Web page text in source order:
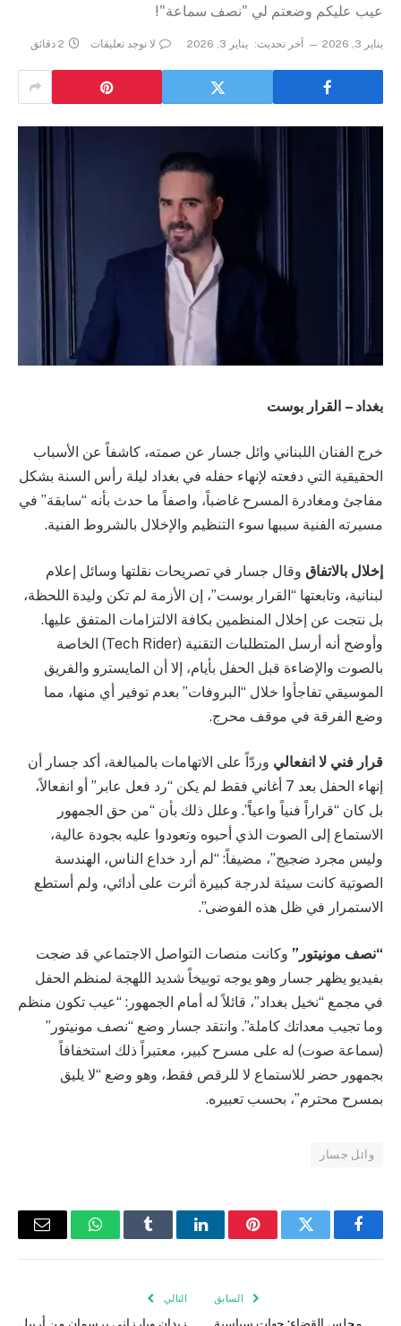
عيب عليكم وضعتم لي "نصف سماعة"!
يناير 3, 2026 آخر تحديث: يناير 3, 2026 لا توجد تعليقات 2 دقائق
بغداد – القرار بوست
خرج الفنان اللبناني وائل جسار عن صمته، كاشفاً عن الأسباب
الحقيقية التي دفعته لإنهاء حفله في بغداد ليلة رأس السنة بشكل
مفاجئ ومغادرة المسرح غاضباً، واصفاً ما حدث بأنه “سابقة” في
مسيرته الفنية سببها سوء التنظيم والإخلال بالشروط الفنية.
إخلال بالاتفاق وقال جسار في تصريحات نقلتها وسائل إعلام
لبنانية، وتابعتها “القرار بوست”، إن الأزمة لم تكن وليدة اللحظة،
بل نتجت عن إخلال المنظمين بكافة الالتزامات المتفق عليها.
وأوضح أنه أرسل المتطلبات التقنية (Tech Rider) الخاصة
بالصوت والإضاءة قبل الحفل بأيام، إلا أن المايسترو والفريق
الموسيقي تفاجأوا خلال “البروفات” بعدم توفير أي منها، مما
وضع الفرقة في موقف محرج.
قرار فني لا انفعالي وردّاً على الاتهامات بالمبالغة، أكد جسار أن
إنهاء الحفل بعد 7 أغاني فقط لم يكن “رد فعل عابر” أو انفعالاً،
بل كان “قراراً فنياً واعياً”. وعلل ذلك بأن “من حق الجمهور
الاستماع إلى الصوت الذي أحبوه وتعودوا عليه بجودة عالية،
وليس مجرد ضجيج”، مضيفاً: “لم أرد خداع الناس، الهندسة
الصوتية كانت سيئة لدرجة كبيرة أثرت على أدائي، ولم أستطع
الاستمرار في ظل هذه الفوضى”.
“نصف مونيتور” وكانت منصات التواصل الاجتماعي قد ضجت
بفيديو يظهر جسار وهو يوجه توبيخاً شديد اللهجة لمنظم الحفل
في مجمع “نخيل بغداد”، قائلاً له أمام الجمهور: “عيب تكون منظم
وما تجيب معداتك كاملة”. وانتقد جسار وضع “نصف مونيتور”
(سماعة صوت) له على مسرح كبير، معتبراً ذلك استخفافاً
بجمهور حضر للاستماع لا للرقص فقط، وهو وضع “لا يليق
بمسرح محترم”، بحسب تعبيره.
وائل جسار
فيسبوكتويتر بينتيريستلينكدإن Tumblr واتسابالبريد
السابق التالي